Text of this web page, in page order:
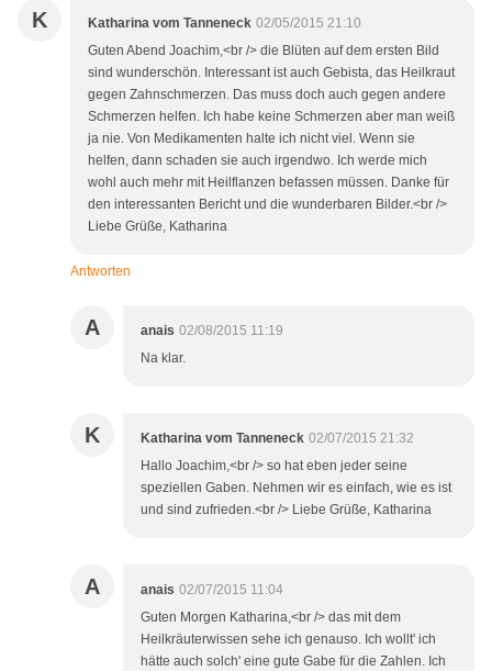
K Katharina vom Tanneneck 02/05/2015 21:10
Guten Abend Joachim,<br /> die Blüten auf dem ersten Bild
sind wunderschön. Interessant ist auch Gebista, das Heilkraut
gegen Zahnschmerzen. Das muss doch auch gegen andere
Schmerzen helfen. Ich habe keine Schmerzen aber man weiß
ja nie. Von Medikamenten halte ich nicht viel. Wenn sie
helfen, dann schaden sie auch irgendwo. Ich werde mich
wohl auch mehr mit Heilflanzen befassen müssen. Danke für
den interessanten Bericht und die wunderbaren Bilder.<br />
Liebe Grüße, Katharina
Antworten
A anais 02/08/2015 11:19
Na klar.
K Katharina vom Tanneneck 02/07/2015 21:32
Hallo Joachim,<br /> so hat eben jeder seine
speziellen Gaben. Nehmen wir es einfach, wie es ist
und sind zufrieden.<br /> Liebe Grüße, Katharina
A anais 02/07/2015 11:04
Guten Morgen Katharina,<br /> das mit dem
Heilkräuterwissen sehe ich genauso. Ich wollt' ich
hätte auch solch' eine gute Gabe für die Zahlen. Ich